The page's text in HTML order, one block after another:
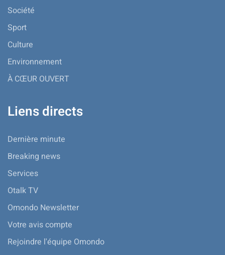
Société
Sport
Culture
Environnement
À CŒUR OUVERT
Liens directs
Dernière minute
Breaking news
Services
Otalk TV
Omondo Newsletter
Votre avis compte
Rejoindre l'équipe Omondo